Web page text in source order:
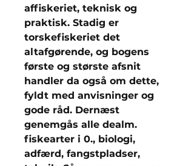
affiskeriet, teknisk og
praktisk. Stadig er
torskefiskeriet det
altafgørende, og bogens
første og største afsnit
handler da også om dette,
fyldt med anvisninger og
gode råd. Dernæst
genemgås alle dealm.
fiskearter i 0., biologi,
adfærd, fangstpladser,